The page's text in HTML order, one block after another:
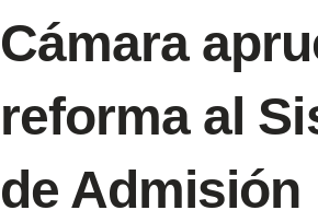
Cámara
reforma al
de Admisión